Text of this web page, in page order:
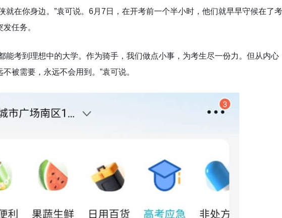
就在你身边。”袁可说。6月7日，在开考前一个半小时，他们就早早守候在了考
任务。
能考到理想中的大学。作为骑手，我们做点小事，为考生尽一份力。但从内心
被需要，永远不会用到。”袁可说。